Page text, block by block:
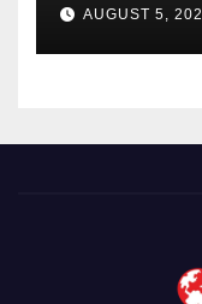
AUGUST 5,